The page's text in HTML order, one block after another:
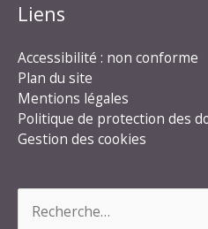
Liens
Accessibilité : non conforme
Plan du site
Mentions légales
Politique de protection des
Gestion des cookies